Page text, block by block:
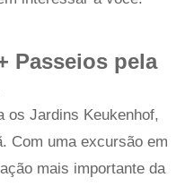
Passeios pela
os Jardins Keukenhof,
Com uma excursão em
mais importante da